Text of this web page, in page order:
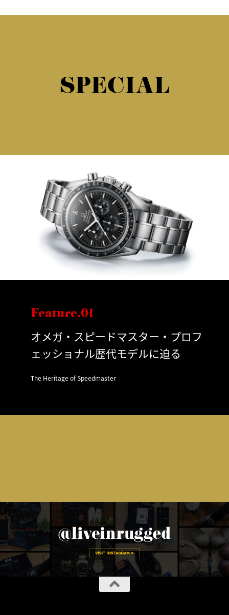
SPECIAL
Feature.01
オメガ・スピードマスター・プロフ
ェッショナル歴代モデルに迫る
The Heritage of Speedmaster